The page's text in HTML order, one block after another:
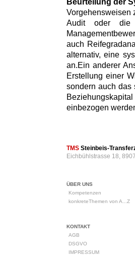
Vorgehensweisen
Audit oder die
auch
alternativ, eine
an.Ein anderer
Erstellung einer
sondern auch das
einbezogen
TMS Steinbeis-
Eichbühlstrasse 18,
ÜBER UNS
Kompetenzen
konkreteThemen von A...Z
KONTAKT
AGB
DSGVO
IMPRESSUM